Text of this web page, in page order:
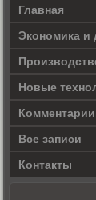
Главная
Экономика и
Новые
Все записи
Контакты